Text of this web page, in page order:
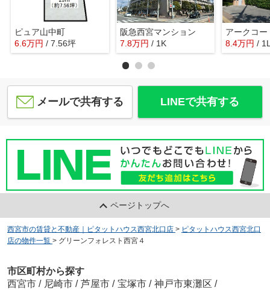
ピュア山中町
6.6万円 / 7.56坪
阪急西宮マンション
7.8万円 / 1K
アークコー
8.4万円 /
メールで共有する LINEで共有する
ページトップへ
西宮市の賃貸と不動産｜ピタットハウス西宮北口店 > ピタットハウス西宮北口
店の物件一覧 > グリーンフォレスト西宮４
市区町村から探す
西宮市 / 尼崎市 / 芦屋市 / 宝塚市 / 神戸市東灘区 /